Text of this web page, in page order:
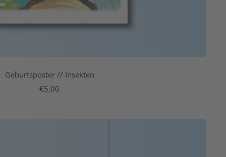
Geburtsposter // Insekten
Angebotspreis
€5,00